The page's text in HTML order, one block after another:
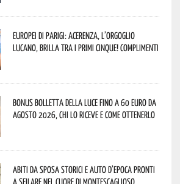
Europei di Parigi: Acerenza, l’orgoglio
lucano, brilla tra i primi cinque! Complimenti
Bonus bolletta della luce fino a 60 euro da
agosto 2026, chi lo riceve e come ottenerlo
Abiti da sposa storici e auto d’epoca pronti
a sfilare nel cuore di Montescaglioso.